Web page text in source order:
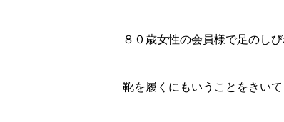
８０歳女性の会員様で足のし
靴を履くにもいうことをきい